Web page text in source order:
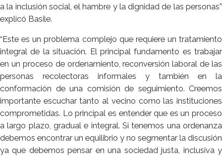
a la inclusión social, el hambre y la dignidad de las personas”
explicó Basile.
“Este es un problema complejo que requiere un tratamiento
integral de la situación. El principal fundamento es trabajar
en un proceso de ordenamiento, reconversión laboral de las
personas recolectoras informales y también en la
conformación de una comisión de seguimiento. Creemos
importante escuchar tanto al vecino como las instituciones
comprometidas. Lo principal es entender que es un proceso
a largo plazo, gradual e integral. Si tenemos una ordenanza
debemos encontrar un equilibrio y no segmentar la discusión
ya que debemos pensar en una sociedad justa, inclusiva y